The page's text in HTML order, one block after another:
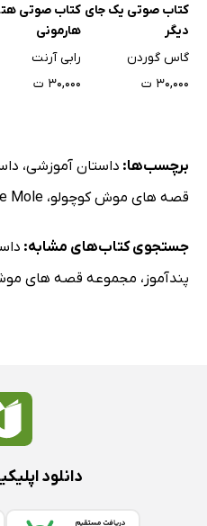
کتاب صوتی یک جای
دیگر
گاس گوردن
۳۰,۰۰۰ ت
کتاب صوتی
هارمونی
رابی آرنت
۳۰,۰۰۰ ت
برچسب‌ها: داستان آموزشی،
قصه های موش کوچولو، Mole
جستجوی کتاب‌های مشابه:
پندآموز ، مجموعه قصه های
دانلود